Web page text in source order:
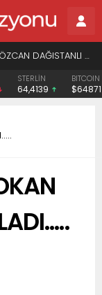
OLDU
BITCOIN
$64871